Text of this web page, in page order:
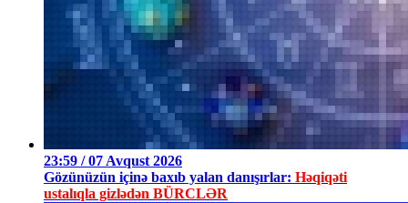
23:59 / 07 Avqust 2026
Gözünüzün içinə baxıb yalan danışırlar: Həqiqəti
ustalıqla gizlədən BÜRCLƏR